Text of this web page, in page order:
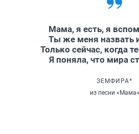
Мама, я есть, я
Ты же меня назвать
Только сейчас, когда
Я поняла, что мира
ЗЕМФИРА*
из песни «Мама»